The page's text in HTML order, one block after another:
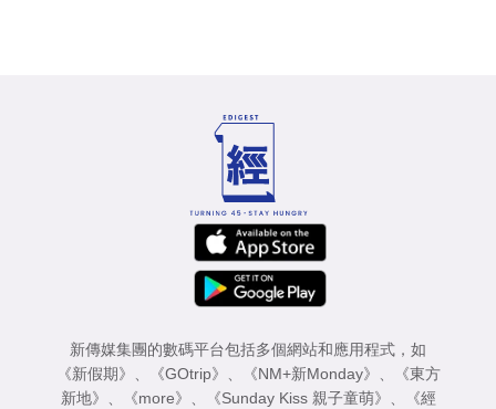
新傳媒集團的數碼平台包括多個網站和應用程式，如
《新假期》
《GOtrip》 《NM+新Monday》
《東方
新地》
《more》 《Sunday Kiss 親子童萌》
《經